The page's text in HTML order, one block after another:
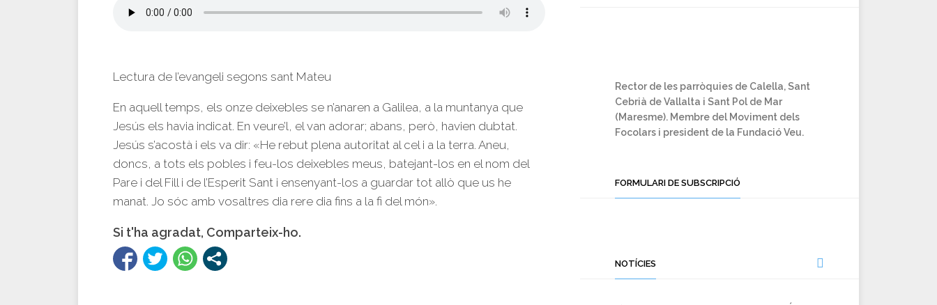
Lectura de l’evangeli segons sant Mateu
En aquell temps, els onze deixebles se n’anaren a Galilea, a la muntanya que
Jesús els havia indicat. En veure’l, el van adorar; abans, però, havien dubtat.
Jesús s’acostà i els va dir: «He rebut plena autoritat al cel i a la terra. Aneu,
doncs, a tots els pobles i feu-los deixebles meus, batejant-los en el nom del
Pare i del Fill i de l’Esperit Sant i ensenyant-los a guardar tot allò que us he
manat. Jo sóc amb vosaltres dia rere dia fins a la fi del món».
Si t'ha agradat, Comparteix-ho.
Rector de les parròquies de Calella, Sant
Cebrià de Vallalta i Sant Pol de Mar
(Maresme). Membre del Moviment dels
Focolars i president de la Fundació Veu.
FORMULARI DE SUBSCRIPCIÓ
NOTÍCIES